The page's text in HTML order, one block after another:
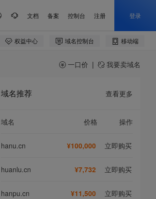
一口价 | 我要卖域名
域名推荐 查看更多
域名 价格 操作
hanu.cn ¥100,000 立即购买
huanlu.cn ¥7,732 立即购买
hanpu.cn ¥11,500 立即购买